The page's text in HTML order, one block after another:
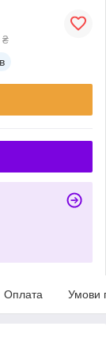
₴
Оплата Умови